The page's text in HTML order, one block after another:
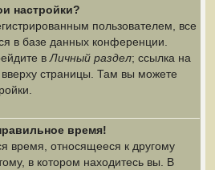
настройки?
пользователем, все
в базе данных конференции.
в Личный раздел; ссылка на
страницы. Там вы можете
время!
время, относящееся к другому
в котором находитесь вы. В